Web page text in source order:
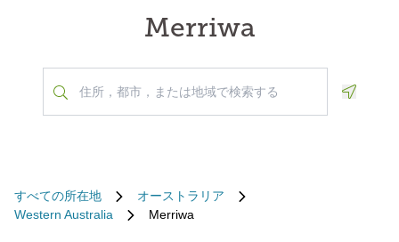
Merriwa
すべての所在地
オーストラリア
Western Australia
Merriwa